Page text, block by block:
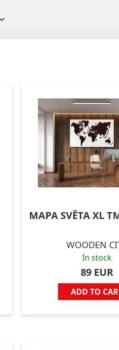
MAPA SVĚTA XL
WOODEN
In stock
89 EUR
ADD TO